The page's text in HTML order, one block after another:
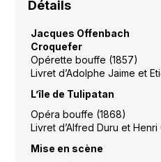
Détails
Jacques Offenbach
Croquefer
Opérette bouffe (1857)
Livret d’Adolphe Jaime et
L’île de Tulipatan
Opéra bouffe (1868)
Livret d’Alfred Duru et Henri
Mise en scène